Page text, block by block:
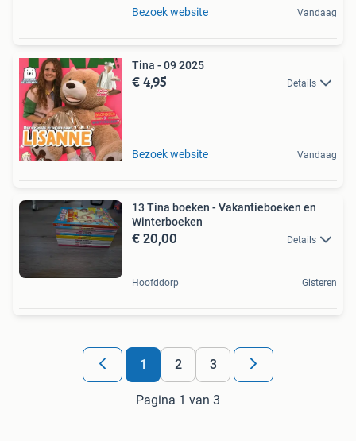
Bezoek website Vandaag
Tina - 09 2025
€ 4,95 Details
Bezoek website Vandaag
13 Tina boeken - Vakantieboeken en
Winterboeken
€ 20,00 Details
Hoofddorp Gisteren
1 2 3
Pagina 1 van 3